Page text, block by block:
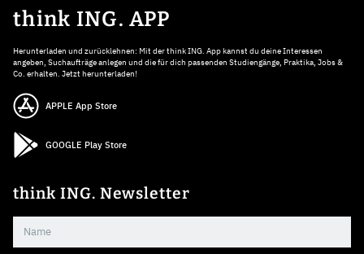
think ING. APP
Herunterladen und zurücklehnen: Mit der think ING. App kannst du deine Interessen
angeben, Suchaufträge anlegen und die für dich passenden Studiengänge, Praktika, Jobs &
Co. erhalten. Jetzt herunterladen!
APPLE App Store
GOOGLE Play Store
think ING. Newsletter